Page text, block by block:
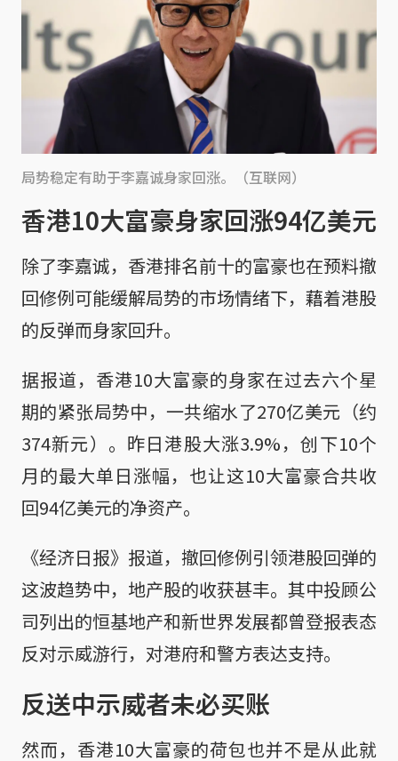
局势稳定有助于李嘉诚身家回涨。（互联网）
香港10大富豪身家回涨94亿美元
除了李嘉诚，香港排名前十的富豪也在预料撤
回修例可能缓解局势的市场情绪下，藉着港股
的反弹而身家回升。
据报道，香港10大富豪的身家在过去六个星
期的紧张局势中，一共缩水了270亿美元（约
374新元）。昨日港股大涨3.9%，创下10个
月的最大单日涨幅，也让这10大富豪合共收
回94亿美元的净资产。
《经济日报》报道，撤回修例引领港股回弹的
这波趋势中，地产股的收获甚丰。其中投顾公
司列出的恒基地产和新世界发展都曾登报表态
反对示威游行，对港府和警方表达支持。
反送中示威者未必买账
然而，香港10大富豪的荷包也并不是从此就